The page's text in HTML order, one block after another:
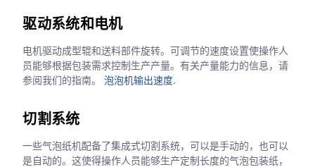
驱动系统和电机
电机驱动成型辊和送料部件旋转。可调节的速度设置使操作人
员能够根据包装需求控制生产产量。有关产量能力的信息，请
参阅我们的指南。泡泡机输出速度.
切割系统
一些气泡纸机配备了集成式切割系统，可以是手动的，也可以
是自动的。这使得操作人员能够生产定制长度的气泡包装纸，